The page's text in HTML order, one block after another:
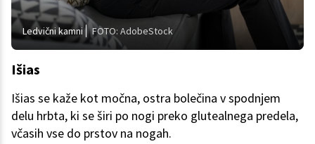
Ledvični kamni FOTO: AdobeStock
Išias
Išias se kaže kot močna, ostra bolečina v spodnjem
delu hrbta, ki se širi po nogi preko glutealnega predela,
včasih vse do prstov na nogah.